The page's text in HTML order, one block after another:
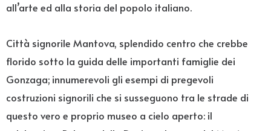
all’arte ed alla storia del popolo italiano.
Città signorile Mantova, splendido centro che crebbe
florido sotto la guida delle importanti famiglie dei
Gonzaga; innumerevoli gli esempi di pregevoli
costruzioni signorili che si susseguono tra le strade di
questo vero e proprio museo a cielo aperto: il